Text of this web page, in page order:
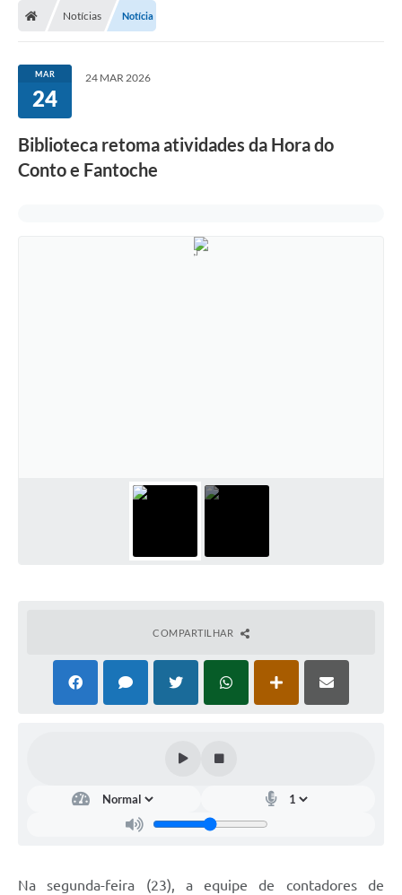
Notícias Notícia
MAR
24
24 MAR 2026
Biblioteca retoma atividades da Hora do
Conto e Fantoche
COMPARTILHAR
Na segunda-feira (23), a equipe de contadores de